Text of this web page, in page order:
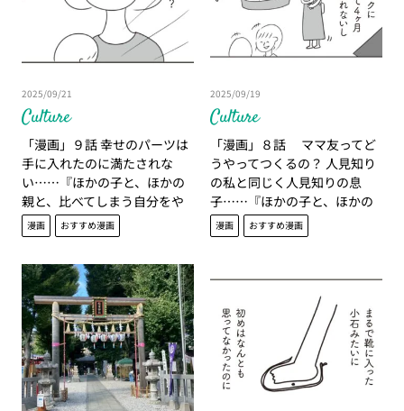
Culture
2025/09/21
「漫画」９話 幸せのパーツは
手に入れたのに満たされな
い……『ほかの子と、ほかの
親と、比べてしまう自分をや
めたい』
漫画 おすすめ漫画
Culture
2025/09/19
「漫画」８話 ママ友ってど
うやってつくるの？ 人見知り
の私と同じく人見知りの息
子……『ほかの子と、ほかの
親と、比べてしまう自分をや
めたい』
漫画 おすすめ漫画